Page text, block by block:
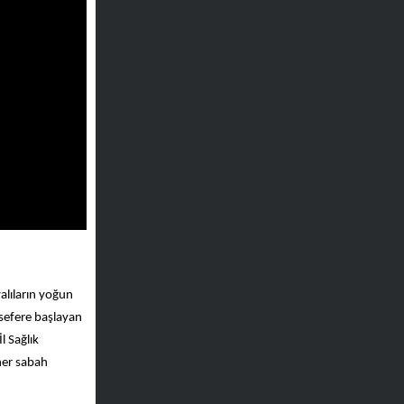
yoğun
başlayan
sabah